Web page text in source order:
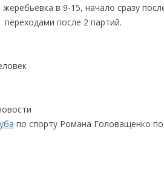
жеребьевка в 9-15, начало сразу
после 2 партий.
по спорту Романа Головащенко